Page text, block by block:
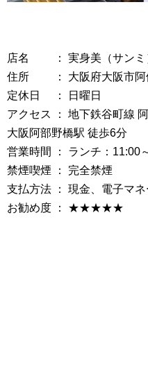
店名 ： 実身美（サンミ
住所 ： 大阪府大阪市阿
定休日 ： 日曜日
アクセス ： 地下鉄谷町線
大阪阿部野橋駅 徒歩6分
営業時間 ： ランチ：11:00
禁煙喫煙 ： 完全禁煙
支払方法 ： 現金、電子マ
お勧め度 ： ★★★★★